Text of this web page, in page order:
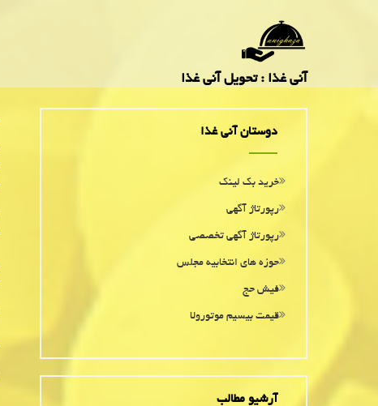
آنی غذا : تحویل آنی غذا
دوستان آنی غذا
خرید بک لینک
رپورتاژ آگهی
رپورتاژ آگهی تخصصی
حوزه های انتخابیه مجلس
فیش حج
قیمت بیسیم موتورولا
آرشیو مطالب